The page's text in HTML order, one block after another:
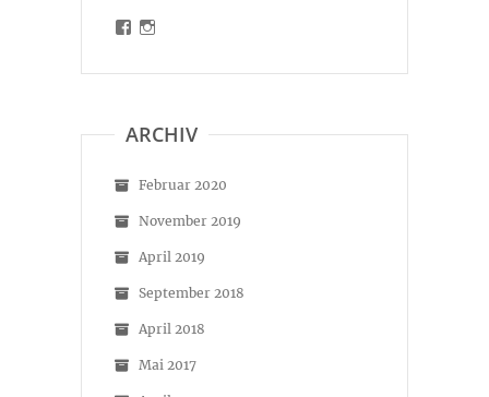
Profil
aufauf
ARCHIV
Februar 2020
November 2019
April 2019
September 2018
April 2018
Mai 2017